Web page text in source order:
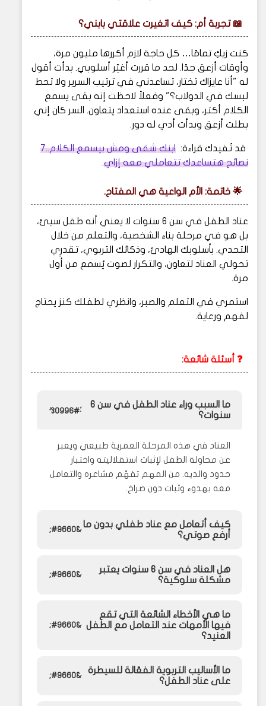
📖تجربة أم: كيف اتغيرت علاقتي بابني؟
كنت زيكِ تمامًا… كل حاجة لازم أكررها مليون مرة،
وأوقات أزعق جدًا. لحد ما قررت أغيّر أسلوبي. بدأت أقول
له "أنا عايزاك تختار، تساعدني في ترتيب السرير ولا تحط
لبسك في الدولاب؟" وفعلاً لاحظت إنه بقى يسمع
الكلام أكتر، وبقى عنده استعداد يتعاون. السر كان إني
بطلت أزعق وبدأت أدي له دور.
قد تُفيدك قراءة:
ابنك شقى ومش بيسمع الكلام..7
نصائح هتساعدك تتعاملي معه إزاي.
🌟 خاتمة: الأم الواعية هي المفتاح.
عناد الطفل في سن 6 سنوات لا يعني أنه طفل سيئ،
بل هو في مرحلة بناء الشخصية، والتعلم من خلال
التحدي. بأسلوبك الهادئ، وذكائك التربوي، تقدرِي
تحولي العناد لتعاون، والتكرار لصوت يُسمع من أول
مرة.
استمري في التعلم والصبر، وانظري لطفلك كنز يحتاج
لفهم ورعاية.
❓ أسئلة شائعة:
ما السبب وراء عناد الطفل في سن 6
سنوات؟
العناد في هذه المرحلة العمرية طبيعي ويعبر
عن محاولة الطفل لإثبات استقلاليته واختبار
حدود والديه. من المهم تفهّم مشاعره والتعامل
معه بهدوء وثبات دون صراخ.
كيف أتعامل مع عناد طفلي بدون ما
أرفع صوتي؟
وتحدثي بنبرة هادئة مع تعبير وجهي ثابت.
تجاهلي السلوك العنيف إن لم يكن خطرًا،
الجيدة.
هل العناد في سن 6 سنوات يعتبر
مشكلة سلوكية؟
الطبيعي للطفل. المشكلة تكون فقط إذا استمر
العناد بشكل مزمن وأدى إلى تعطيل الحياة
اليومية للأسرة أو المدرسة.
ما هي الأخطاء الشائعة التي تقع
فيها الأمهات عند التعامل مع الطفل
العنيد؟
الآخرين، أو الاستسلام لمطالبه تحت الضغط. هذه
الأساليب ترسّخ العناد بدلًا من تقليله.
ما الأساليب التربوية الفعّالة للسيطرة
على عناد الطفل؟